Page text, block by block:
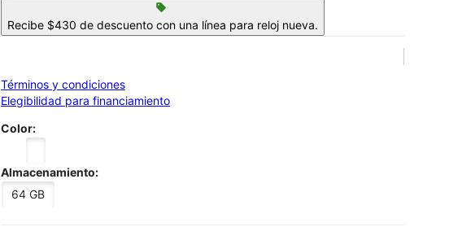
sell
Recibe $430 de descuento con una línea para reloj nueva.
Términos y condiciones
Elegibilidad para financiamiento
Color:
Almacenamiento:
64 GB